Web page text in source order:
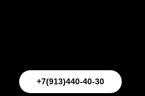
+7(913)440-40-30